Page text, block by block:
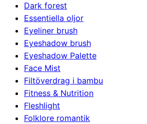
Dark forest
Essentiella oljor
Eyeliner brush
Eyeshadow brush
Eyeshadow Palette
Face Mist
Filtöverdrag i bambu
Fitness & Nutrition
Fleshlight
Folklore romantik